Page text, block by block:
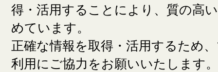
得・活用することにより、質の高
めています。
正確な情報を取得・活用するため
利用にご協力をお願いいたします